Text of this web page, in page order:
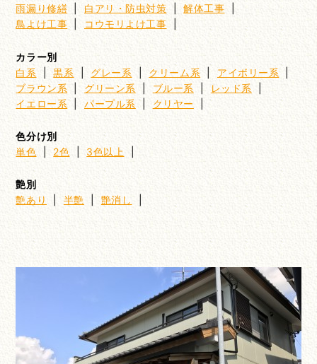
雨漏り修繕
白アリ・防虫対策 |解体工事
鳥よけ工事
コウモリよけ工事
カラー別
白系 |黒系 グレー系 クリーム系 アイボリー系
ブラウン系
グリーン系 ブルー系 レッド系
イエロー系|パープル系 | クリヤー |
色分け別
単色
2色 3色以上
艶別
艶あり
半艶 艶消し